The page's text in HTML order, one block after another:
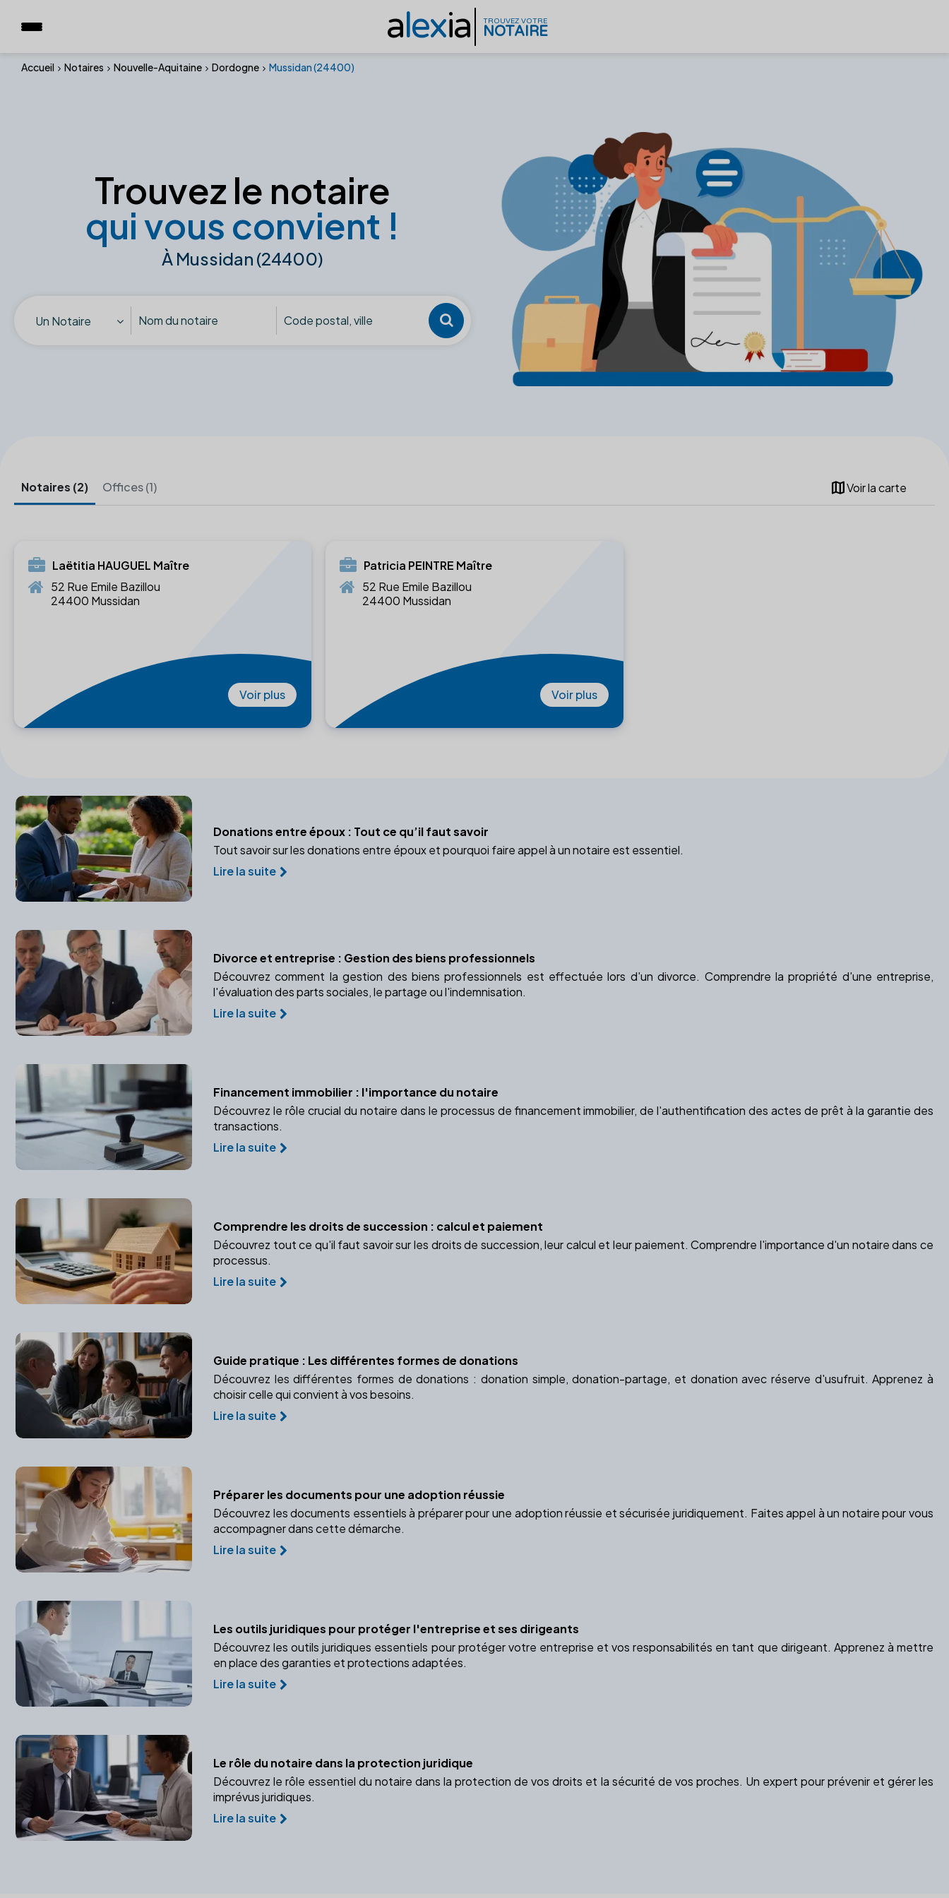
alexia TROUVEZ VOTRE
NOTAIRE
Accueil Notaires Nouvelle-Aquitaine Dordogne Mussidan (24400)
Trouvez le notaire
qui vous convient !
À Mussidan (24400)
Un Notaire
mapVoir la carte
Notaires (2) Offices (1)
Laëtitia HAUGUEL Maître
52 Rue Emile Bazillou
24400 Mussidan
Voir plus
Patricia PEINTRE Maître
52 Rue Emile Bazillou
24400 Mussidan
Voir plus
Donations entre époux : Tout ce qu’il faut savoir
Tout savoir sur les donations entre époux et pourquoi faire appel à un notaire est essentiel.
Lire la suite
Divorce et entreprise : Gestion des biens professionnels
Découvrez comment la gestion des biens professionnels est effectuée lors d'un divorce. Comprendre la propriété d'une entreprise,
l'évaluation des parts sociales, le partage ou l'indemnisation.
Lire la suite
Financement immobilier : l'importance du notaire
Découvrez le rôle crucial du notaire dans le processus de financement immobilier, de l'authentification des actes de prêt à la garantie des
transactions.
Lire la suite
Comprendre les droits de succession : calcul et paiement
Découvrez tout ce qu'il faut savoir sur les droits de succession, leur calcul et leur paiement. Comprendre l'importance d'un notaire dans ce
processus.
Lire la suite
Guide pratique : Les différentes formes de donations
Découvrez les différentes formes de donations : donation simple, donation-partage, et donation avec réserve d'usufruit. Apprenez à
choisir celle qui convient à vos besoins.
Lire la suite
Préparer les documents pour une adoption réussie
Découvrez les documents essentiels à préparer pour une adoption réussie et sécurisée juridiquement. Faites appel à un notaire pour vous
accompagner dans cette démarche.
Lire la suite
Les outils juridiques pour protéger l'entreprise et ses dirigeants
Découvrez les outils juridiques essentiels pour protéger votre entreprise et vos responsabilités en tant que dirigeant. Apprenez à mettre
en place des garanties et protections adaptées.
Lire la suite
Le rôle du notaire dans la protection juridique
Découvrez le rôle essentiel du notaire dans la protection de vos droits et la sécurité de vos proches. Un expert pour prévenir et gérer les
imprévus juridiques.
Lire la suite